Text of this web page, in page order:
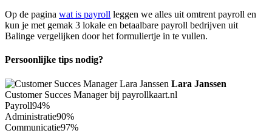
Op de pagina wat is payroll leggen we alles uit omtrent payroll en
kun je met gemak 3 lokale en betaalbare payroll bedrijven uit
Balinge vergelijken door het formuliertje in te vullen.
Persoonlijke tips nodig?
Lara Janssen
Customer Succes Manager bij payrollkaart.nl
Payroll94%
Administratie90%
Communicatie97%